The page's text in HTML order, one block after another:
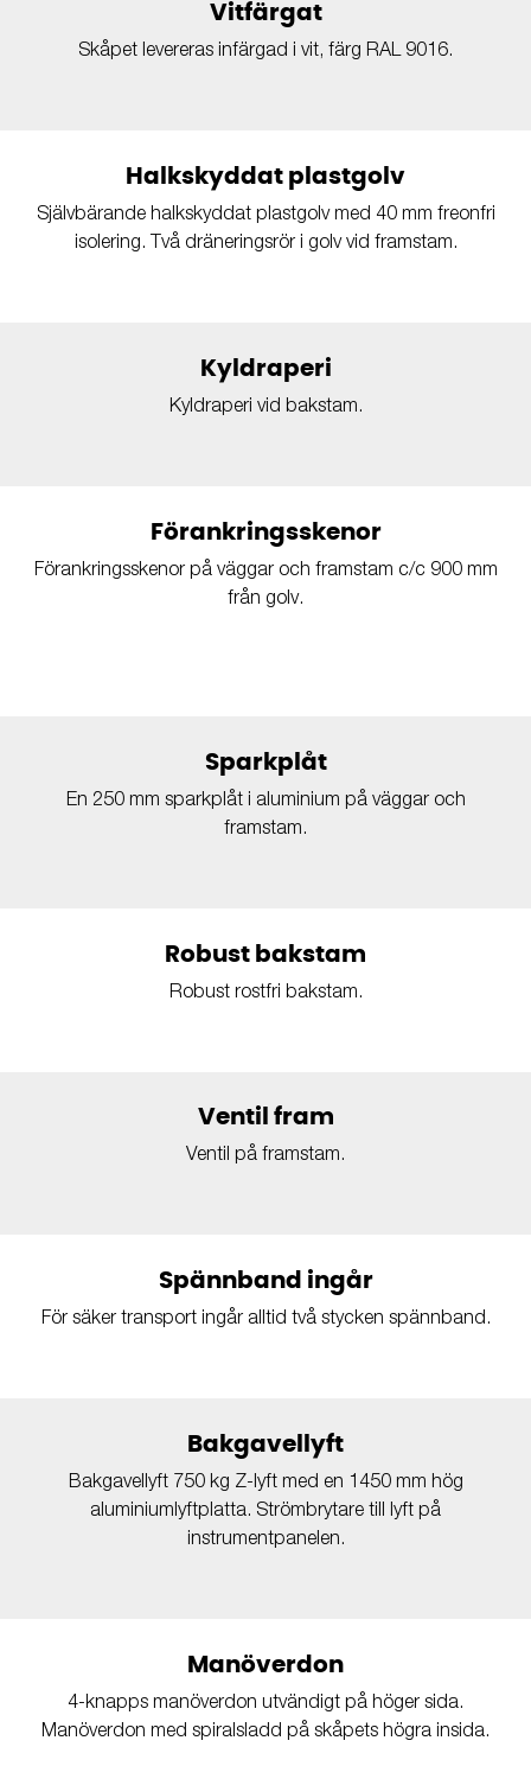
Vitfärgat
Skåpet levereras infärgad i vit, färg RAL 9016.
Halkskyddat plastgolv
Självbärande halkskyddat plastgolv med 40 mm freonfri
isolering. Två dräneringsrör i golv vid framstam.
Kyldraperi
Kyldraperi vid bakstam.
Förankringsskenor
Förankringsskenor på väggar och framstam c/c 900 mm
från golv.
Sparkplåt
En 250 mm sparkplåt i aluminium på väggar och
framstam.
Robust bakstam
Robust rostfri bakstam.
Ventil fram
Ventil på framstam.
Spännband ingår
För säker transport ingår alltid två stycken spännband.
Bakgavellyft
Bakgavellyft 750 kg Z-lyft med en 1450 mm hög
aluminiumlyftplatta. Strömbrytare till lyft på
instrumentpanelen.
Manöverdon
4-knapps manöverdon utvändigt på höger sida.
Manöverdon med spiralsladd på skåpets högra insida.